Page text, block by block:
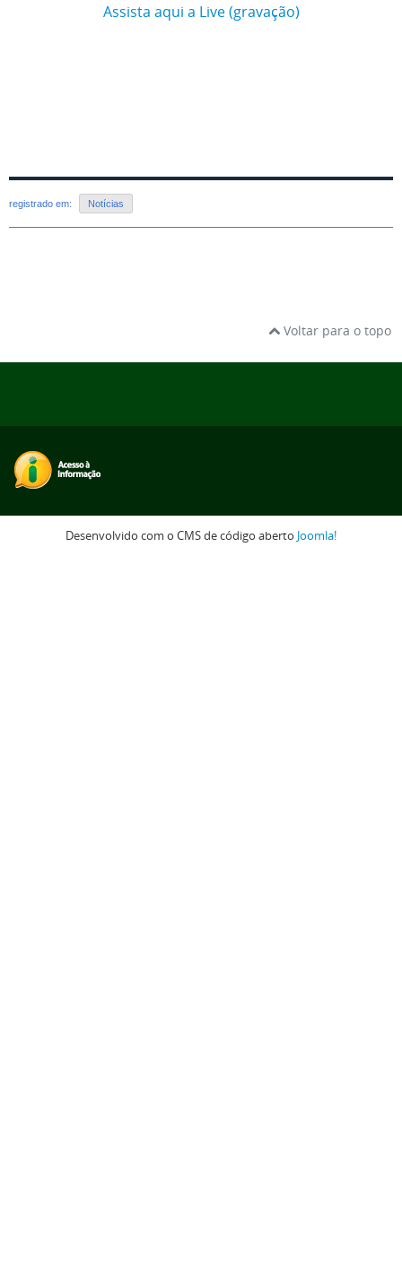
Assista aqui a Live (gravação)
registrado em: Notícias
Voltar para o topo
Desenvolvido com o CMS de código aberto Joomla!